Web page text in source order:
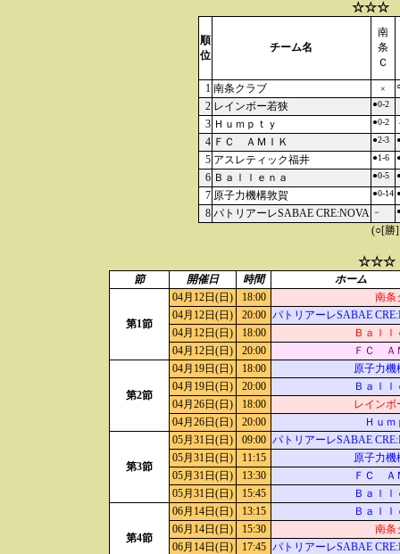
☆☆☆
順
位
チーム名
南
条
Ｃ
1 南条クラブ ×
2 レインボー若狭 ●0-2
3 Ｈｕｍｐｔｙ ●0-2
4 ＦＣ ＡＭＩＫ ●2-3
5 アスレティック福井 ●1-6
6 Ｂａｌｌｅｎａ ●0-5
7 原子力機構敦賀 ●0-14
8 パトリアーレSABAE CRE:NOVA －
(○[勝
☆☆☆
節 開催日 時間 ホーム
第1節
04月12日(日) 18:00
南条
04月12日(日)
20:00 パトリアーレSABAE
04月12日(日)
18:00
Ｂａｌｌ
04月12日(日)
20:00 ＦＣ Ａ
第2節
04月19日(日) 18:00
原子力機
04月19日(日)
20:00
Ｂａｌｌ
04月26日(日)
18:00
レインボ
04月26日(日)
20:00 Ｈｕ
第3節
05月31日(日) 09:00 パトリアーレSABAE
05月31日(日)
11:15
原子力機
05月31日(日)
13:30
ＦＣ Ａ
05月31日(日)
15:45 Ｂａｌｌ
第4節
06月14日(日) 13:15
Ｂａｌｌ
06月14日(日)
15:30
南条
06月14日(日)
17:45 パトリアーレSABAE